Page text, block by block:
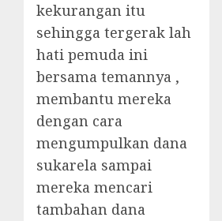
kekurangan itu
sehingga tergerak lah
hati pemuda ini
bersama temannya ,
membantu mereka
dengan cara
mengumpulkan dana
sukarela sampai
mereka mencari
tambahan dana